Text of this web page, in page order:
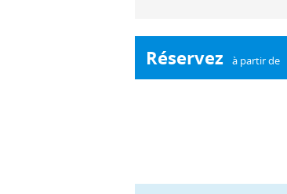
Réservez à partir de